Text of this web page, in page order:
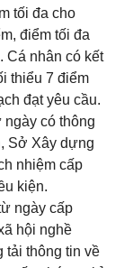
tối đa cho
điểm tối đa
Cá nhân có kết
thiểu 7 điểm
đạt yêu cầu.
có thông
Sở Xây dựng
nhiệm cấp
kiện.
ngày cấp
hội nghề
tải thông tin về